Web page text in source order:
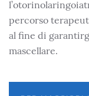
percorso
al fine di
mascellare.